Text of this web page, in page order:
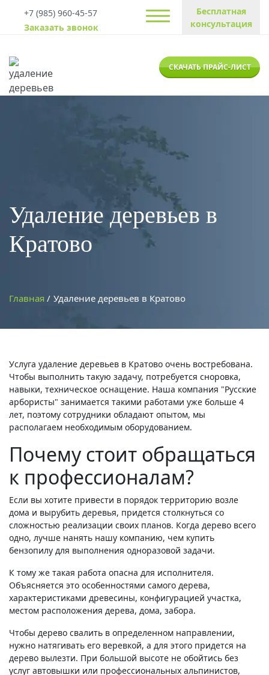
+7 (985) 960-45-57
Заказать звонок
Бесплатная
консультация
СКАЧАТЬ ПРАЙС-ЛИСТ
Удаление деревьев в
Кратово
Главная Удаление деревьев в Кратово
Услуга удаление деревьев в Кратово очень востребована.
Чтобы выполнить такую задачу, потребуется сноровка,
навыки, техническое оснащение. Наша компания "Русские
арбористы" занимается такими работами уже больше 4
лет, поэтому сотрудники обладают опытом, мы
располагаем необходимым оборудованием.
Почему стоит обращаться
к профессионалам?
Если вы хотите привести в порядок территорию возле
дома и вырубить деревья, придется столкнуться со
сложностью реализации своих планов. Когда дерево всего
одно, лучше нанять нашу компанию, чем купить
бензопилу для выполнения одноразовой задачи.
К тому же такая работа опасна для исполнителя.
Объясняется это особенностями самого дерева,
характеристиками древесины, конфигурацией участка,
местом расположения дерева, дома, забора.
Чтобы дерево свалить в определенном направлении,
нужно натягивать его веревкой, а для этого придется на
дерево вылезти. При большой высоте не обойтись без
услуг автовышки или профессиональных альпинистов,